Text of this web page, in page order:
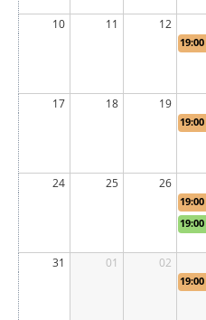
10 11 12
17 18 19
24 25 26
31 01 02
19:00
19:00
19:00
19:00
19:00